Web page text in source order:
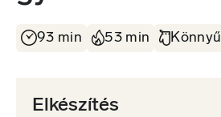
93 min 53 min Könnyű
Elkészítés